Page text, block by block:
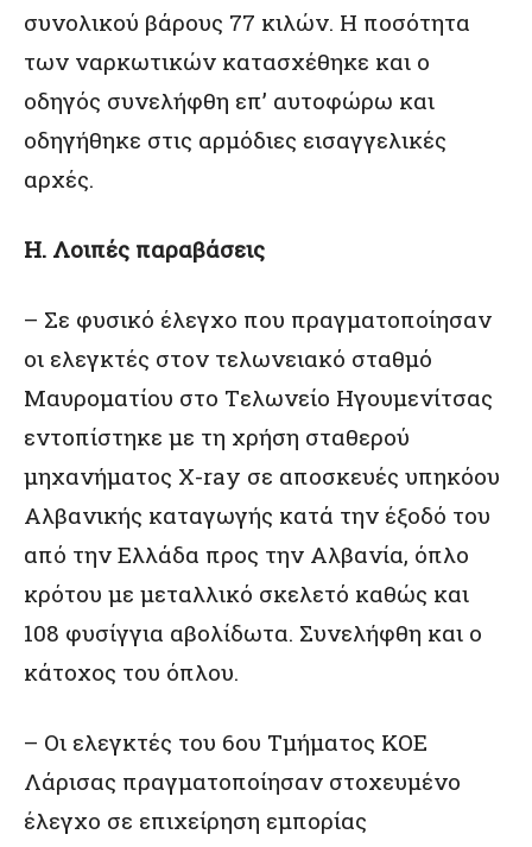
συνολικού βάρους 77 κιλών. Η ποσότητα
των ναρκωτικών κατασχέθηκε και ο
οδηγός συνελήφθη επ’ αυτοφώρω και
οδηγήθηκε στις αρμόδιες εισαγγελικές
αρχές.
Η. Λοιπές παραβάσεις
– Σε φυσικό έλεγχο που πραγματοποίησαν
οι ελεγκτές στον τελωνειακό σταθμό
Μαυροματίου στο Tελωνείο Ηγουμενίτσας
εντοπίστηκε με τη χρήση σταθερού
μηχανήματος X-ray σε αποσκευές υπηκόου
Αλβανικής καταγωγής κατά την έξοδό του
από την Ελλάδα προς την Αλβανία, όπλο
κρότου με μεταλλικό σκελετό καθώς και
108 φυσίγγια αβολίδωτα. Συνελήφθη και ο
κάτοχος του όπλου.
– Οι ελεγκτές του 6ου Τμήματος ΚΟΕ
Λάρισας πραγματοποίησαν στοχευμένο
έλεγχο σε επιχείρηση εμπορίας